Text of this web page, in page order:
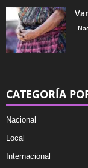
CATEGORÍA
Nacional
Local
Internacional